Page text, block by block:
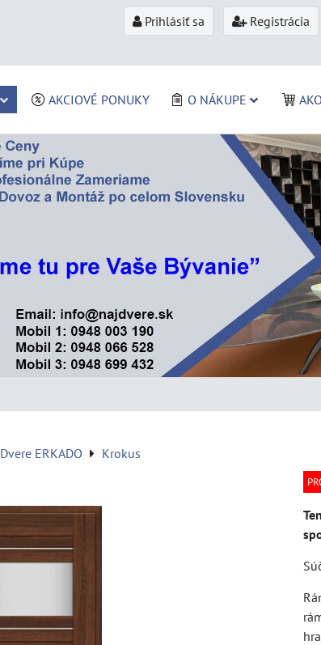
Prihlásiť sa Registrácia
AKCIOVÉ PONUKY O NÁKUPE
Dvere ERKADO Krokus